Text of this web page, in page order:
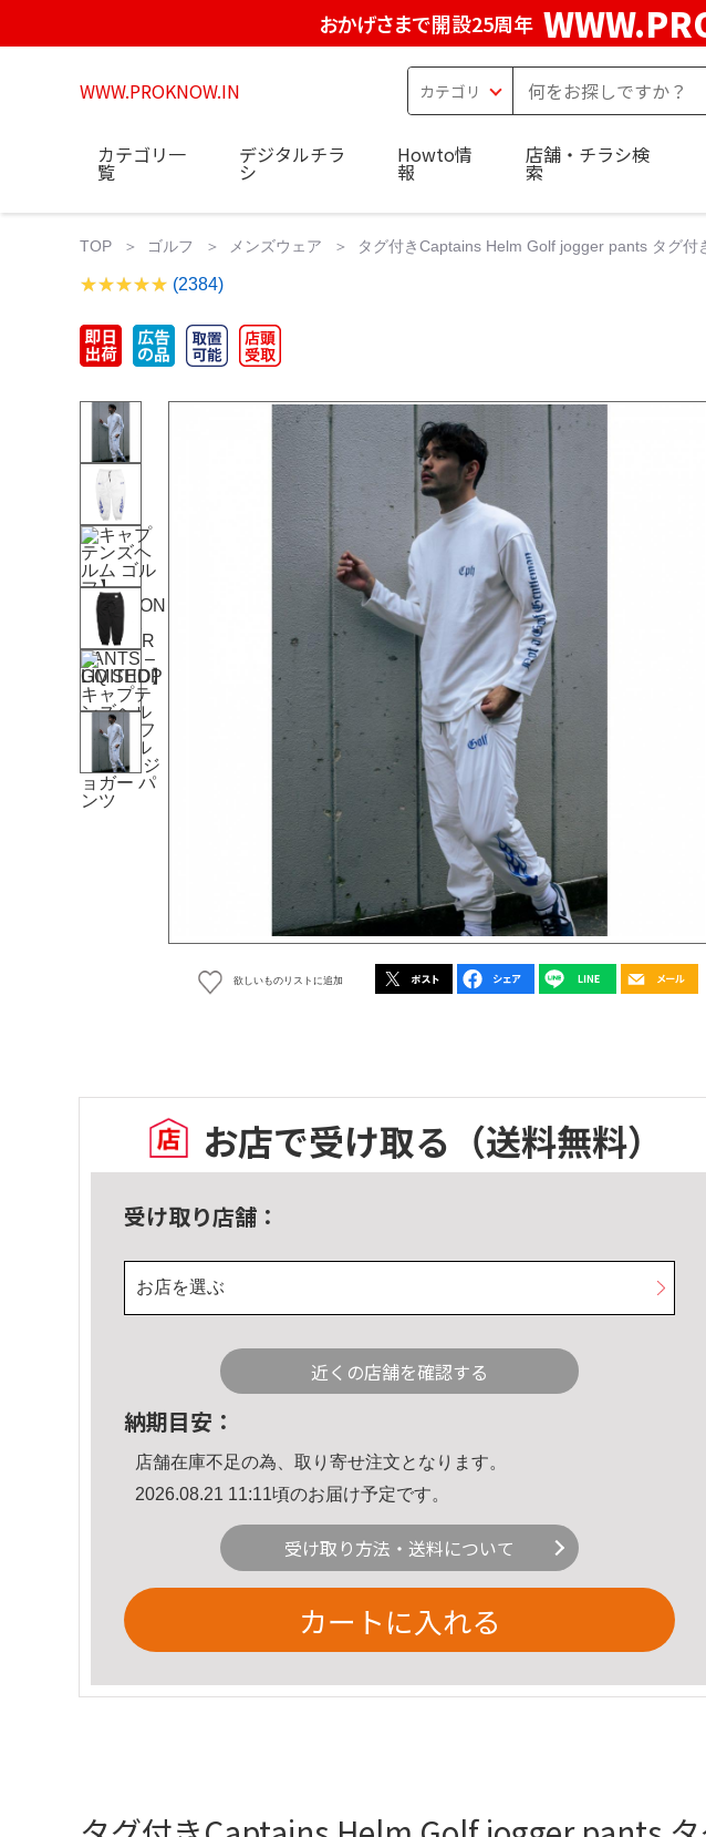
おかげさまで開設25周年
WWW.PROKNOW.IN
カテゴリ一
覧
デジタルチラ
シ
Howto情
報
店舗・チラシ検
索
TOP ゴルフ メンズウェア タグ付きCaptains Helm Golf jogger pants タグ
(2384)
欲しいものリストに追加
お店で受け取る （送料無料）
受け取り店舗：
お店を選ぶ
近くの店舗を確認する
納期目安：
店舗在庫不足の為、取り寄せ注文となります。
2026.08.21 11:11頃のお届け予定です。
受け取り方法・送料について
カートに入れる